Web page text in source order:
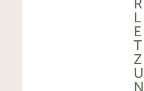
R
L
E
T
Z
U
N